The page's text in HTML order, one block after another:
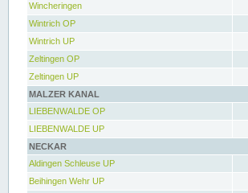
Wincheringen
Wintrich OP
Wintrich UP
Zeltingen OP
Zeltingen UP
MALZER KANAL
LIEBENWALDE OP
LIEBENWALDE UP
NECKAR
Aldingen Schleuse UP
Beihingen Wehr UP